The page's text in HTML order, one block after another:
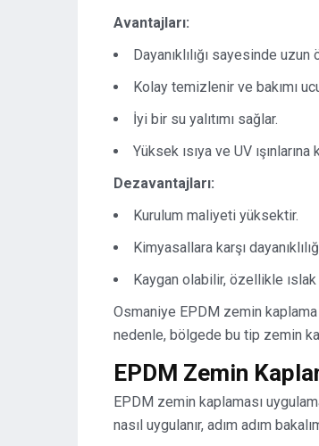
Avantajları:
Dayanıklılığı sayesinde uzun
Kolay temizlenir ve bakımı
İyi bir su yalıtımı sağlar.
Yüksek ısıya ve UV ışınlarına
Dezavantajları:
Kurulum maliyeti yüksektir.
Kimyasallara karşı dayanıklılığı
Kaygan olabilir, özellikle
Osmaniye EPDM zemin
nedenle, bölgede bu tip zemin
EPDM Zemin
EPDM zemin kaplaması
nasıl uygulanır, adım adım